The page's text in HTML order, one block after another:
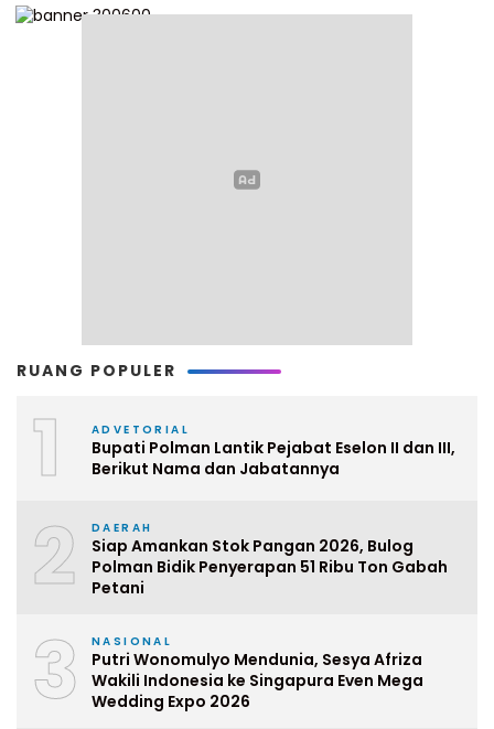
RUANG POPULER
1 ADVETORIAL
Bupati Polman Lantik Pejabat Eselon II dan III,
Berikut Nama dan Jabatannya
2 DAERAH
Siap Amankan Stok Pangan 2026, Bulog
Polman Bidik Penyerapan 51 Ribu Ton Gabah
Petani
3 NASIONAL
Putri Wonomulyo Mendunia, Sesya Afriza
Wakili Indonesia ke Singapura Even Mega
Wedding Expo 2026